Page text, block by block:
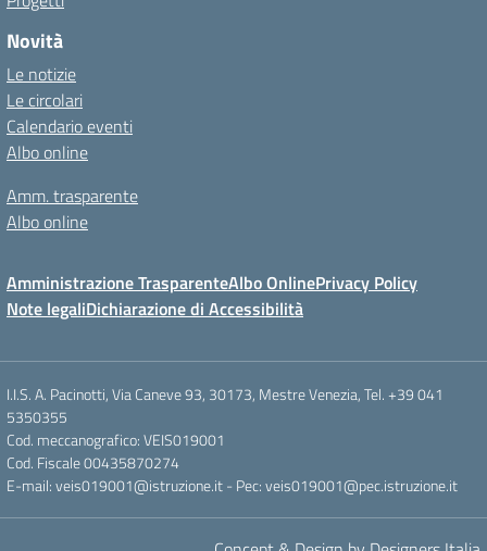
Novità
Le notizie
Le circolari
Calendario eventi
Albo online
Amm. trasparente
Albo online
Amministrazione TrasparenteAlbo OnlinePrivacy Policy
Note legaliDichiarazione di Accessibilità
I.I.S. A. Pacinotti, Via Caneve 93, 30173, Mestre Venezia, Tel. +39 041
5350355
Cod. meccanografico: VEIS019001
Cod. Fiscale 00435870274
E-mail: veis019001@istruzione.it - Pec: veis019001@pec.istruzione.it